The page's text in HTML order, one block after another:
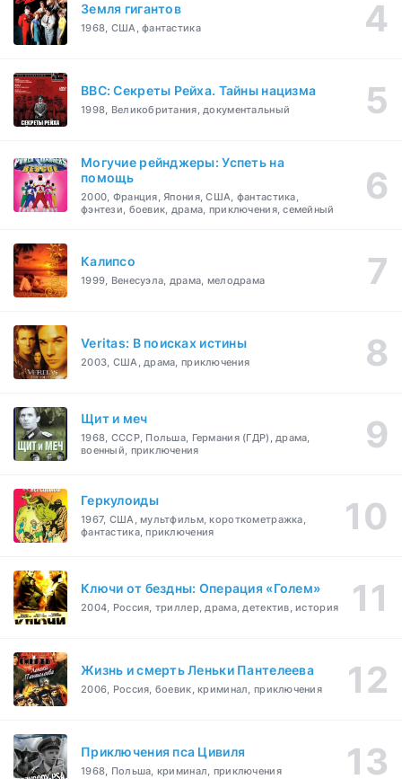
Земля гигантов
1968, США, фантастика
BBC: Секреты Рейха. Тайны нацизма
1998, Великобритания, документальный
Могучие рейнджеры: Успеть на
помощь
2000, Франция, Япония, США, фантастика,
фэнтези, боевик, драма, приключения, семейный
Калипсо
1999, Венесуэла, драма, мелодрама
Veritas: В поисках истины
2003, США, драма, приключения
Щит и меч
1968, СССР, Польша, Германия (ГДР), драма,
военный, приключения
Геркулоиды
1967, США, мультфильм, короткометражка,
фантастика, приключения
Ключи от бездны: Операция «Голем»
2004, Россия, триллер, драма, детектив, история
Жизнь и смерть Леньки Пантелеева
2006, Россия, боевик, криминал, приключения
Приключения пса Цивиля
1968, Польша, криминал, приключения